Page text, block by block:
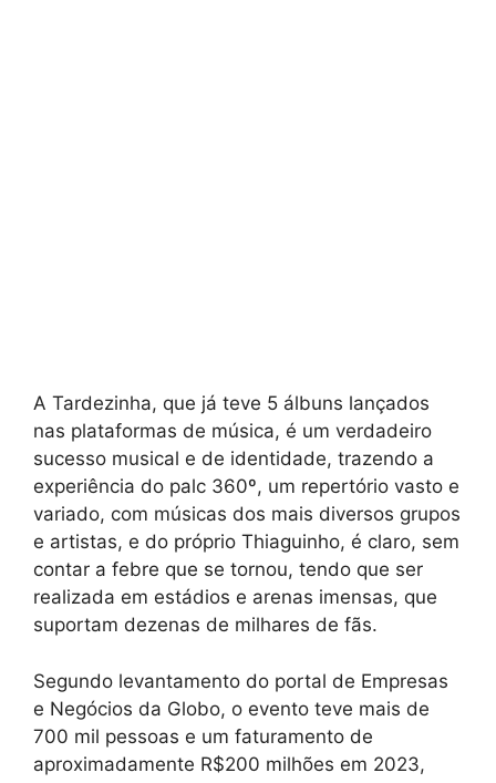
A Tardezinha, que já teve 5 álbuns lançados
nas plataformas de música, é um verdadeiro
sucesso musical e de identidade, trazendo a
experiência do palc 360º, um repertório vasto e
variado, com músicas dos mais diversos grupos
e artistas, e do próprio Thiaguinho, é claro, sem
contar a febre que se tornou, tendo que ser
realizada em estádios e arenas imensas, que
suportam dezenas de milhares de fãs.
Segundo levantamento do portal de Empresas
e Negócios da Globo, o evento teve mais de
700 mil pessoas e um faturamento de
aproximadamente R$200 milhões em 2023,